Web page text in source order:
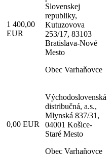
1 400,00
EUR
Slovenskej
republiky,
Kutuzovova
253/17, 83103
Bratislava-Nové
Mesto
Obec Varhaňovce
0,00 EUR
Východoslovenská
distribučná, a.s.,
Mlynská 837/31,
04001 Košice-
Staré Mesto
Obec Varhaňovce